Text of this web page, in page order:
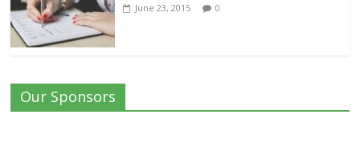
June 23, 2015 0
Our Sponsors